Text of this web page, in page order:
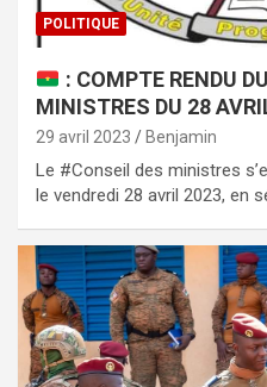
POLITIQUE
: COMPTE RENDU
MINISTRES DU 28
29 avril 2023 Benjamin
Le #Conseil des ministres
le vendredi 28 avril 2023, en